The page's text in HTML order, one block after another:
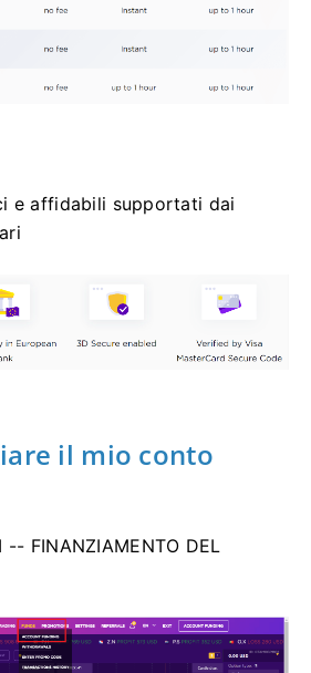
e affidabili supportati dai
il mio conto
-- FINANZIAMENTO DEL